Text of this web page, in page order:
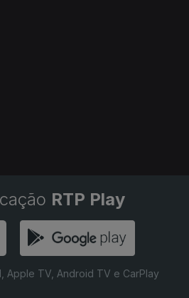
RTP Play
Apple TV, Android TV e CarPlay